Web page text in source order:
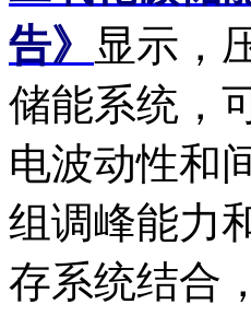
告》 显示，
储能系统，
电波动性和
组调峰能力
存系统结合